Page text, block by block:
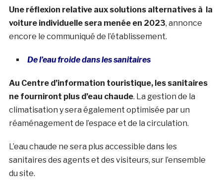
Une réflexion relative aux solutions alternatives à la
voiture individuelle sera menée en 2023, annonce
encore le communiqué de l’établissement.
De l’eau froide dans les sanitaires
Au Centre d’information touristique, les sanitaires
ne fourniront plus d’eau chaude. La gestion de la
climatisation y sera également optimisée par un
réaménagement de l’espace et de la circulation.
L’eau chaude ne sera plus accessible dans les
sanitaires des agents et des visiteurs, sur l’ensemble
du site.